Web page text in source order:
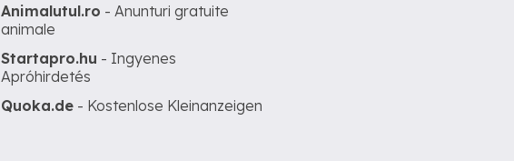
Animalutul.ro - Anunturi gratuite
animale
Startapro.hu - Ingyenes
Apróhirdetés
Quoka.de - Kostenlose Kleinanzeigen